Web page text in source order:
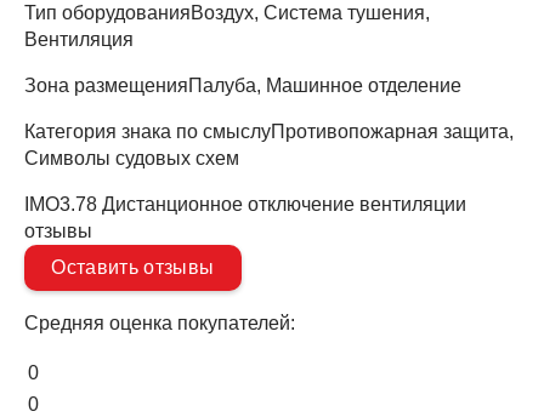
Тип оборудованияВоздух, Система тушения,
Вентиляция
Зона размещенияПалуба, Машинное отделение
Категория знака по смыслуПротивопожарная защита,
Символы судовых схем
IMO3.78 Дистанционное отключение вентиляции
отзывы
Оставить отзывы
Средняя оценка покупателей:
0
0